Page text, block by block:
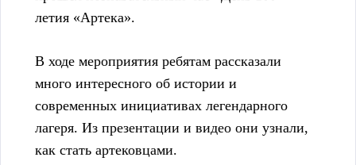
летия «Артека».
В ходе мероприятия ребятам рассказали
много интересного об истории и
современных инициативах легендарного
лагеря. Из презентации и видео они узнали,
как стать артековцами.